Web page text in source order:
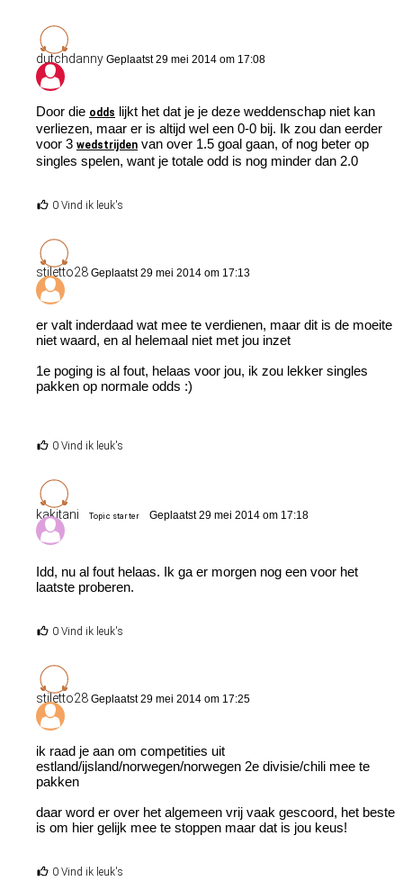
dutchdanny Geplaatst 29 mei 2014 om 17:08
Door die odds lijkt het dat je je deze weddenschap niet kan
verliezen, maar er is altijd wel een 0-0 bij. Ik zou dan eerder
voor 3 wedstrijden van over 1.5 goal gaan, of nog beter op
singles spelen, want je totale odd is nog minder dan 2.0
0 Vind ik leuk's
stiletto28 Geplaatst 29 mei 2014 om 17:13
er valt inderdaad wat mee te verdienen, maar dit is de moeite
niet waard, en al helemaal niet met jou inzet
1e poging is al fout, helaas voor jou, ik zou lekker singles
pakken op normale odds :)
0 Vind ik leuk's
kakitani Topic starter Geplaatst 29 mei 2014 om 17:18
Idd, nu al fout helaas. Ik ga er morgen nog een voor het
laatste proberen.
0 Vind ik leuk's
stiletto28 Geplaatst 29 mei 2014 om 17:25
ik raad je aan om competities uit
estland/ijsland/norwegen/norwegen 2e divisie/chili mee te
pakken
daar word er over het algemeen vrij vaak gescoord, het beste
is om hier gelijk mee te stoppen maar dat is jou keus!
0 Vind ik leuk's